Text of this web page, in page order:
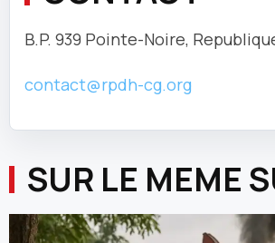
B.P. 939 Pointe-Noire,
contact@rpdh-cg.org
SUR LE MEME